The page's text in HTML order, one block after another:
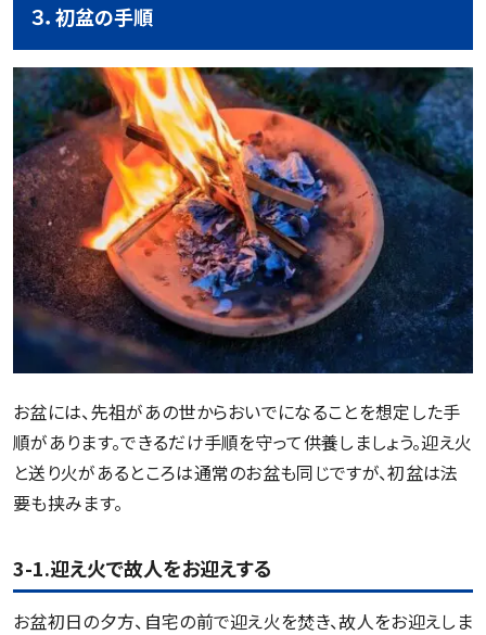
３．初盆の手順
お盆には、先祖があの世からおいでになることを想定した手
順があります。できるだけ手順を守って供養しましょう。迎え火
と送り火があるところは通常のお盆も同じですが、初盆は法
要も挟みます。
3-1.迎え火で故人をお迎えする
お盆初日の夕方、自宅の前で迎え火を焚き、故人をお迎えしま